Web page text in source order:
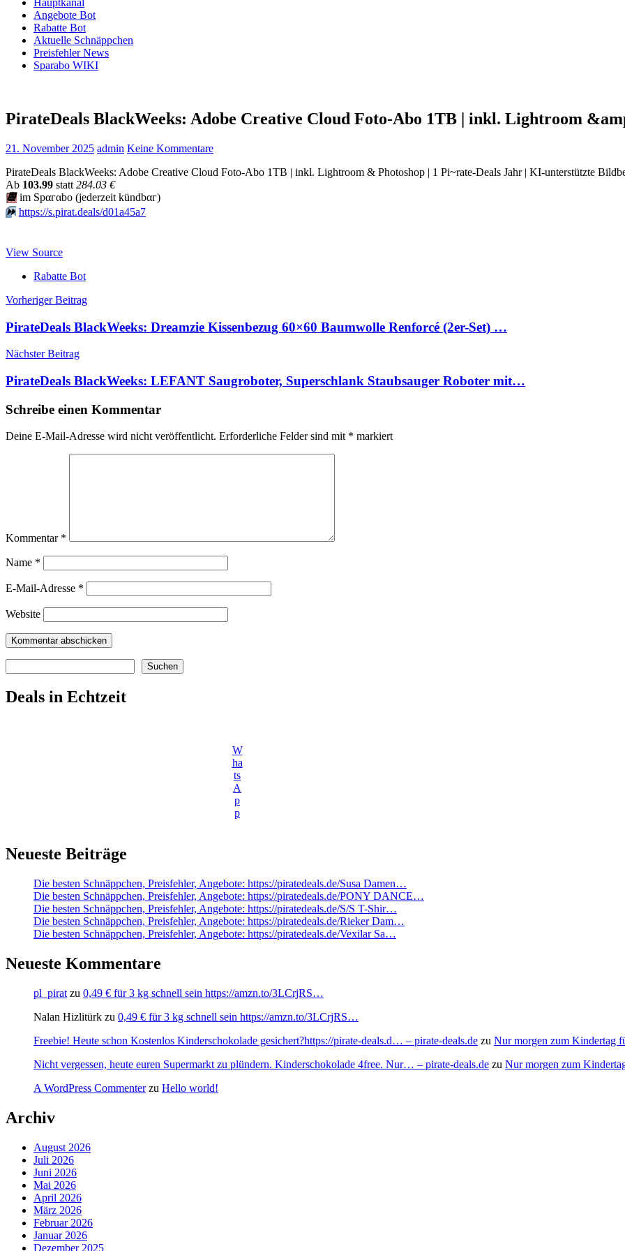
Hauptkanal
Angebote Bot
Rabatte Bot
Aktuelle Schnäppchen
Preisfehler News
Sparabo WIKI
PirateDeals BlackWeeks: Adobe Creative Cloud Foto-Abo 1TB | inkl. Lightroom
21. November 2025 admin Keine Kommentare
PirateDeals BlackWeeks: Adobe Creative Cloud Foto-Abo 1TB | inkl. Lightroom & Photoshop | 1 Pi~rate-Deals Jahr | KI-unterstützte
Аb 103.99 statt 284.03 €
📆im Spαгαbο (jеdеrzеit kündbαг)
⏩️ https://s.pirat.deals/d01a45a7
View Source
Rabatte Bot
Beitragsnavigation
Vorheriger Beitrag
PirateDeals BlackWeeks: Dreamzie Kissenbezug 60×60 Baumwolle Renforcé (2er-Set) …
Nächster Beitrag
PirateDeals BlackWeeks: LEFANT Saugroboter, Superschlank Staubsauger Roboter mit…
Schreibe einen Kommentar
Deine E-Mail-Adresse wird nicht veröffentlicht. Erforderliche Felder sind mit * markiert
Kommentar *
Name *
E-Mail-Adresse *
Website
Suchen
Deals in Echtzeit
W
ha
ts
A
p
p
Neueste Beiträge
Die besten Schnäppchen, Preisfehler, Angebote: https://piratedeals.de/Susa Damen…
Die besten Schnäppchen, Preisfehler, Angebote: https://piratedeals.de/PONY DANCE…
Die besten Schnäppchen, Preisfehler, Angebote: https://piratedeals.de/S/S T-Shir…
Die besten Schnäppchen, Preisfehler, Angebote: https://piratedeals.de/Rieker Dam…
Die besten Schnäppchen, Preisfehler, Angebote: https://piratedeals.de/Vexilar Sa…
Neueste Kommentare
pl_pirat zu 0,49 € für 3 kg schnell sein https://amzn.to/3LCrjRS…
Nalan Hizlitürk zu 0,49 € für 3 kg schnell sein https://amzn.to/3LCrjRS…
Freebie! Heute schon Kostenlos Kinderschokolade gesichert?https://pirate-deals.d… – pirate-deals.de zu Nur morgen zum Kindertag
Nicht vergessen, heute euren Supermarkt zu plündern. Kinderschokolade 4free. Nur… – pirate-deals.de zu Nur morgen zum
A WordPress Commenterzu Hello world!
Archiv
August 2026
Juli 2026
Juni 2026
Mai 2026
April 2026
März 2026
Februar 2026
Januar 2026
Dezember 2025